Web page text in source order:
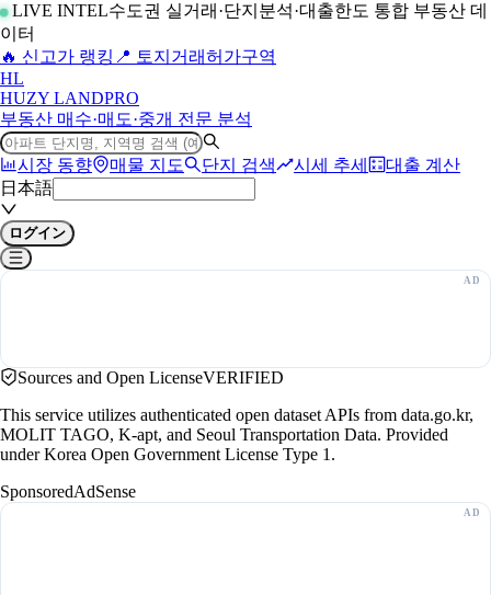
LIVE INTEL수도권 실거래·단지분석·대출한도 통합 부동산 데
이터
🔥 신고가 랭킹 📍 토지거래허가구역
HL
HUZY LANDPRO
부동산 매수·매도·중개 전문 분석
시장 동향 매물 지도 단지 검색 시세 추세
대출 계산
日本語
ログイン
Sources and Open LicenseVERIFIED
This service utilizes authenticated open dataset APIs from data.go.kr,
MOLIT TAGO, K-apt, and Seoul Transportation Data. Provided
under Korea Open Government License Type 1.
SponsoredAdSense